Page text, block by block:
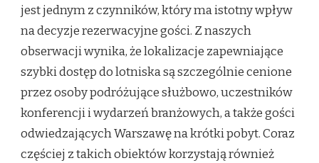
jest jednym z czynników, który ma istotny wpływ
na decyzje rezerwacyjne gości. Z naszych
obserwacji wynika, że lokalizacje zapewniające
szybki dostęp do lotniska są szczególnie cenione
przez osoby podróżujące służbowo, uczestników
konferencji i wydarzeń branżowych, a także gości
odwiedzających Warszawę na krótki pobyt. Coraz
częściej z takich obiektów korzystają również